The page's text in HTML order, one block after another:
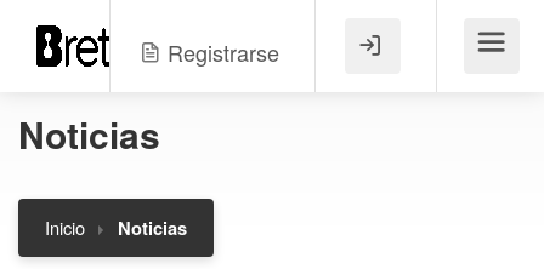
Registrarse Menú
Noticias
Inicio Noticias